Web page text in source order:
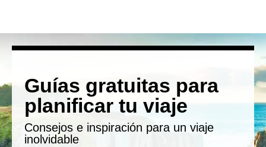
Guías gratuitas para
planificar tu viaje
Consejos e inspiración para un viaje
inolvidable